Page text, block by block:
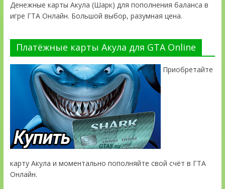
Денежные карты Акула (Шарк) для пополнения баланса в
игре ГТА Онлайн. Большой выбор, разумная цена.
Платёжные карты Акула для GTA Online
Приобретайте
карту Акула и моментально пополняйте свой счёт в ГТА
Онлайн.